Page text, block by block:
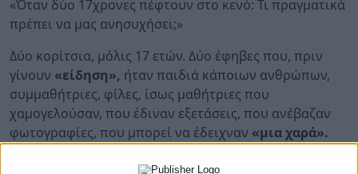
«Όταν δύο 17χρονες πέφτουν στο κενό: Τι πραγματικά
πρέπει να μας ανησυχήσει;»
Δύο κορίτσια, μόλις 17 ετών. Δύο έφηβες που, πριν
γίνουν «είδηση», ήταν παιδιά κάποιων ανθρώπων,
συμμαθήτριες, φίλες, ίσως μαθήτριες που
χαμογελούσαν, που έδιναν εξετάσεις, που ανέβαζαν
φωτογραφίες, που μπορεί να έδειχναν «μια χαρά».
Και αυτό είναι ίσως το πρώτο ψυχολογικό μάθημα